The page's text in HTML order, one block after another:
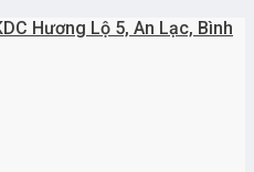
Hương Lộ 5, An Lạc, Bình